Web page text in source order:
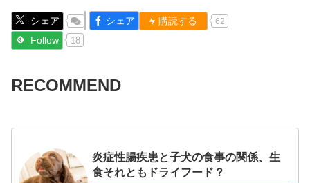
シェア シェア 購読する 62
Follow 18
RECOMMEND
炎症性腸疾患と子犬の食事の関係、生
食それともドライフード？